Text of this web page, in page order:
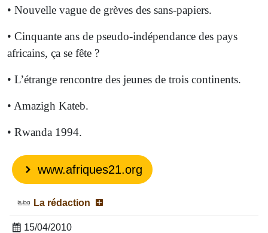
• Nouvelle vague de grèves des sans-papiers.
• Cinquante ans de pseudo-indépendance des pays
africains, ça se fête ?
• L’étrange rencontre des jeunes de trois continents.
• Amazigh Kateb.
• Rwanda 1994.
www.afriques21.org
La rédaction
15/04/2010